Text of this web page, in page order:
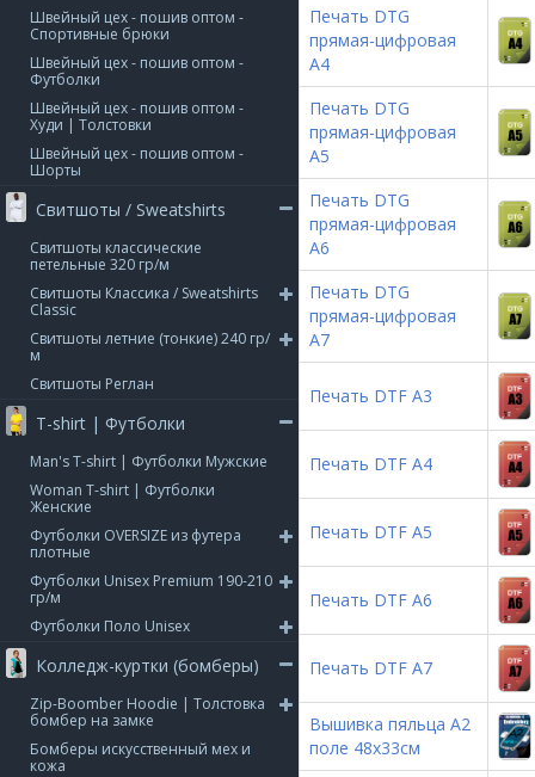
Швейный цех - пошив оптом -
Спортивные брюки
Швейный цех - пошив оптом -
Футболки
Швейный цех - пошив оптом -
Худи | Толстовки
Швейный цех - пошив оптом -
Шорты
Свитшоты / Sweatshirts
Свитшоты классические
петельные 320 гр/м
Свитшоты Классика / Sweatshirts
Classic
Свитшоты летние (тонкие) 240 гр/
м
Свитшоты Реглан
T-shirt | Футболки
Man's T-shirt | Футболки Мужские
Woman T-shirt | Футболки
Женские
Футболки OVERSIZE из футера
плотные
Футболки Unisex Premium 190-210
гр/м
Футболки Поло Unisex
Колледж-куртки (бомберы)
Zip-Boomber Hoodie | Толстовка
бомбер на замке
Бомберы искусственный мех и
кожа
Печать DTG
прямая-цифровая
А4
Печать DTG
прямая-цифровая
А5
Печать DTG
прямая-цифровая
А6
Печать DTG
прямая-цифровая
А7
Печать DTF А3
Печать DTF А4
Печать DTF А5
Печать DTF А6
Печать DTF А7
Вышивка пяльца А2
поле 48х33см